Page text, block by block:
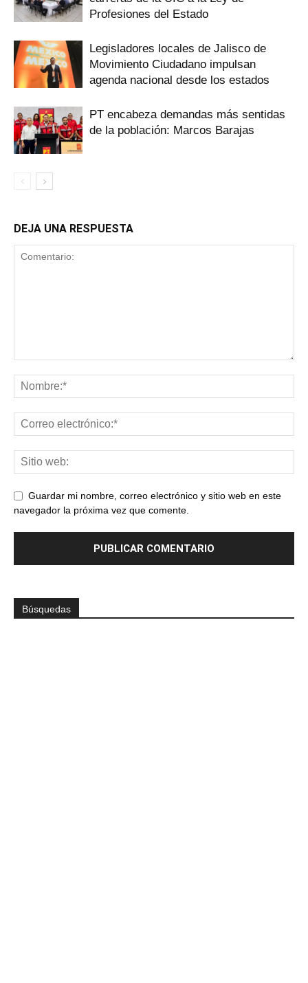
Profesiones del Estado
Legisladores locales de Jalisco de
Movimiento Ciudadano impulsan
agenda nacional desde los estados
PT encabeza demandas más sentidas
de la población: Marcos Barajas
DEJA UNA RESPUESTA
Guardar mi nombre, correo electrónico y sitio web en este
navegador la próxima vez que comente.
Búsquedas